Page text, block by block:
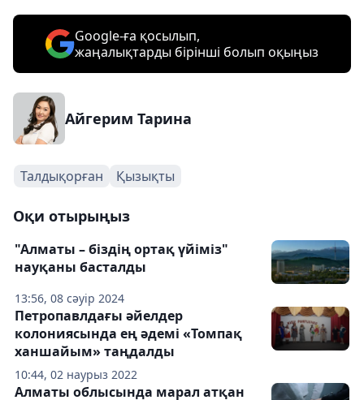
Google-ға қосылып,
жаңалықтарды бірінші болып оқыңыз
Айгерим Тарина
Талдықорған Қызықты
Оқи отырыңыз
13:56, 08 сәуір 2024
"Алматы – біздің ортақ үйіміз"
науқаны басталды
10:44, 02 наурыз 2022
Петропавлдағы әйелдер
колониясында ең әдемі «Томпақ
ханшайым» таңдалды
Алматы облысында марал атқан